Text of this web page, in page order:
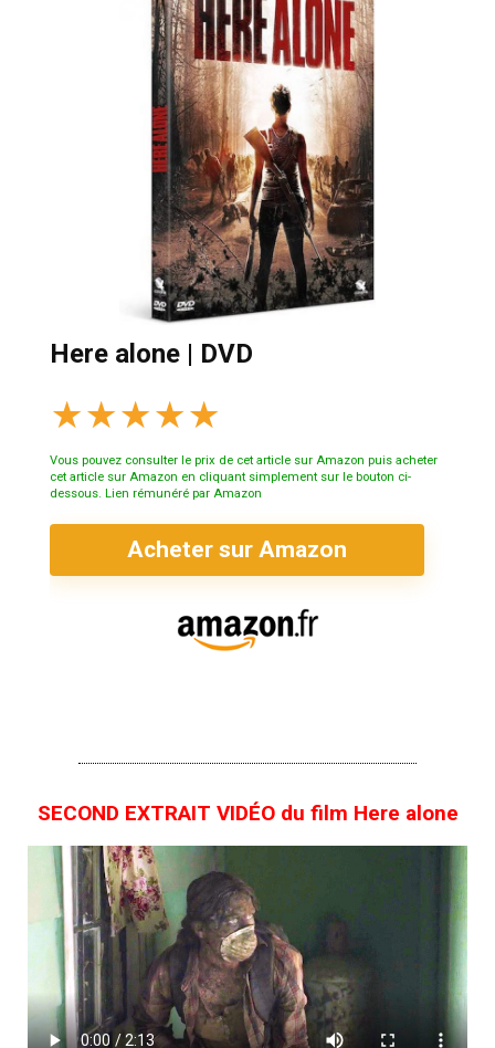
Here alone | DVD
★★★★★
Vous pouvez consulter le prix de cet article sur Amazon puis acheter
cet article sur Amazon en cliquant simplement sur le bouton ci-
dessous. Lien rémunéré par Amazon
Acheter sur Amazon
SECOND EXTRAIT VIDÉO du film Here alone